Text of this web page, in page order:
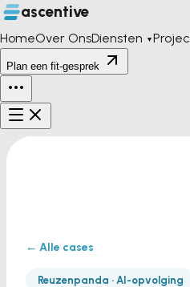
ascentive
HomeOver OnsDiensten ▼
Plan een fit-gesprek
← Alle cases
Reuzenpanda · AI-opvolging